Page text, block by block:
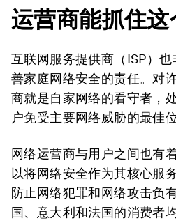
运营商能抓住这
互联网服务提供商（ISP）
善家庭网络安全的责任。对
商就是自家网络的看守者，
户免受主要网络威胁的最佳位
网络运营商与用户之间也有
以将网络安全作为其核心服
防止网络犯罪和网络攻击负
国、意大利和法国的消费者